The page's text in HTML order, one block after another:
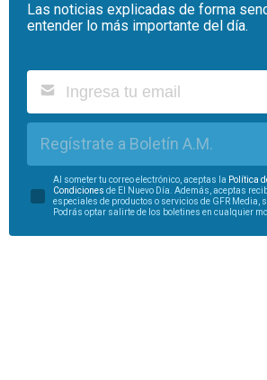
Las noticias explicadas de forma
entender lo más importante del día.
Regístrate a Boletín A.M.
Al someter tu correo electrónico, aceptas la Política
Condiciones de El Nuevo Día. Además, aceptas
especiales de productos o servicios de GFR Media,
Podrás optar salirte de los boletines en cualquier